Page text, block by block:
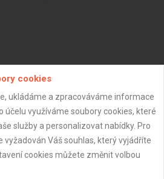
ARES dne 30.12.2024 19:45:07
informace
cookies
ukládáme a zpracováváme informace
účelu využíváme soubory cookies, které
služby a personalizovat nabídky. Pro
vyžadován Váš souhlas, který vyjádříte
cookies můžete změnit volbou